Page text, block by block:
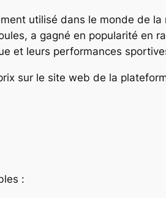
utilisé dans le monde de
a gagné en popularité en
et leurs performances
sur le site web de la
: